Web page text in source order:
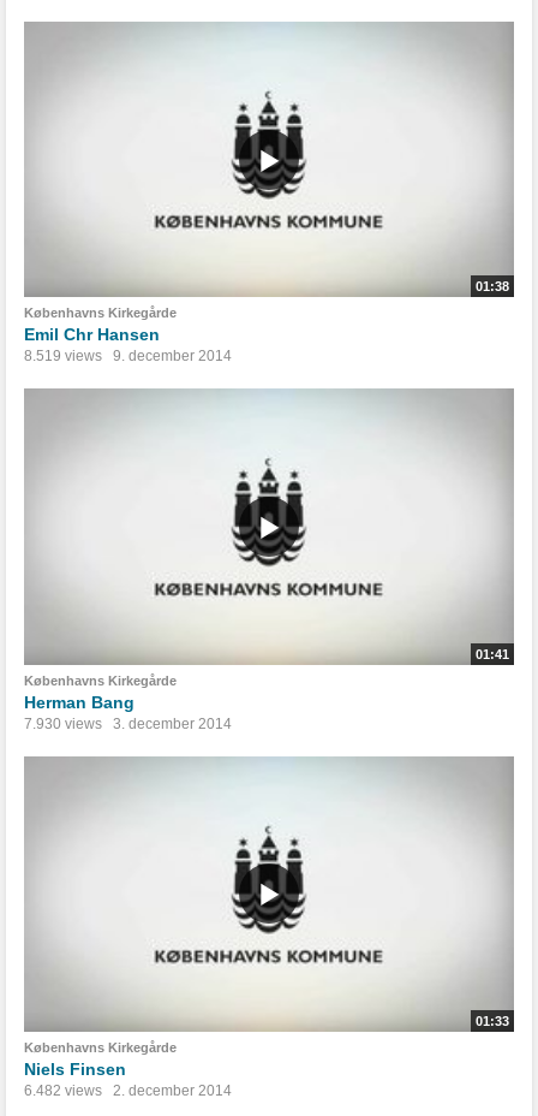
01:38
Københavns Kirkegårde
Emil Chr Hansen
8.519 views 9. december 2014
01:41
Københavns Kirkegårde
Herman Bang
7.930 views 3. december 2014
01:33
Københavns Kirkegårde
Niels Finsen
6.482 views 2. december 2014